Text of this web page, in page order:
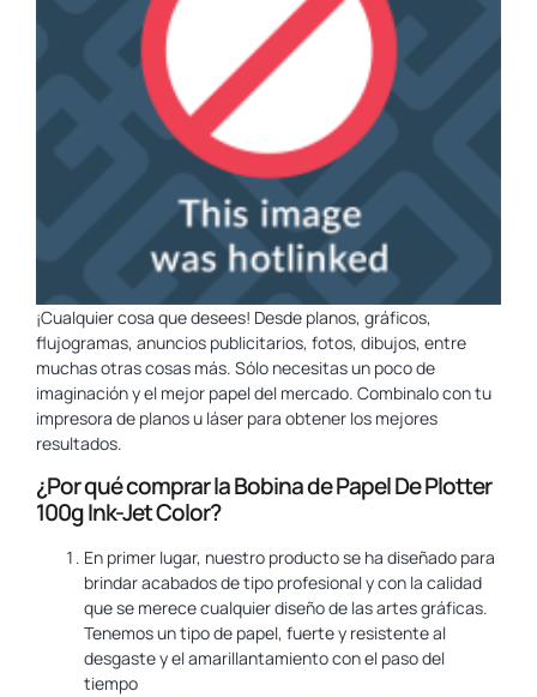
¡Cualquier cosa que desees! Desde planos, gráficos,
flujogramas, anuncios publicitarios, fotos, dibujos, entre
muchas otras cosas más. Sólo necesitas un poco de
imaginación y el mejor papel del mercado. Combinalo con tu
impresora de planos u láser para obtener los mejores
resultados.
¿Por qué comprar la Bobina de Papel De Plotter
100g Ink-Jet Color?
En primer lugar, nuestro producto se ha diseñado para
brindar acabados de tipo profesional y con la calidad
que se merece cualquier diseño de las artes gráficas.
Tenemos un tipo de papel, fuerte y resistente al
desgaste y el amarillantamiento con el paso del
tiempo